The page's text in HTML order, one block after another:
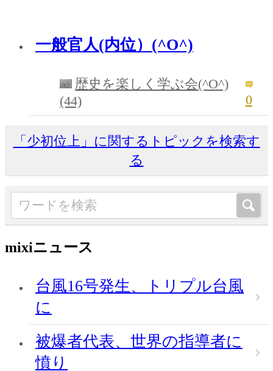
一般官人(内位）(^O^)
歴史を楽しく学ぶ会(^O^)
(44)
0
「少初位上」に関するトピックを検索す
る
mixiニュース
台風16号発生、トリプル台風
に
被爆者代表、世界の指導者に
憤り